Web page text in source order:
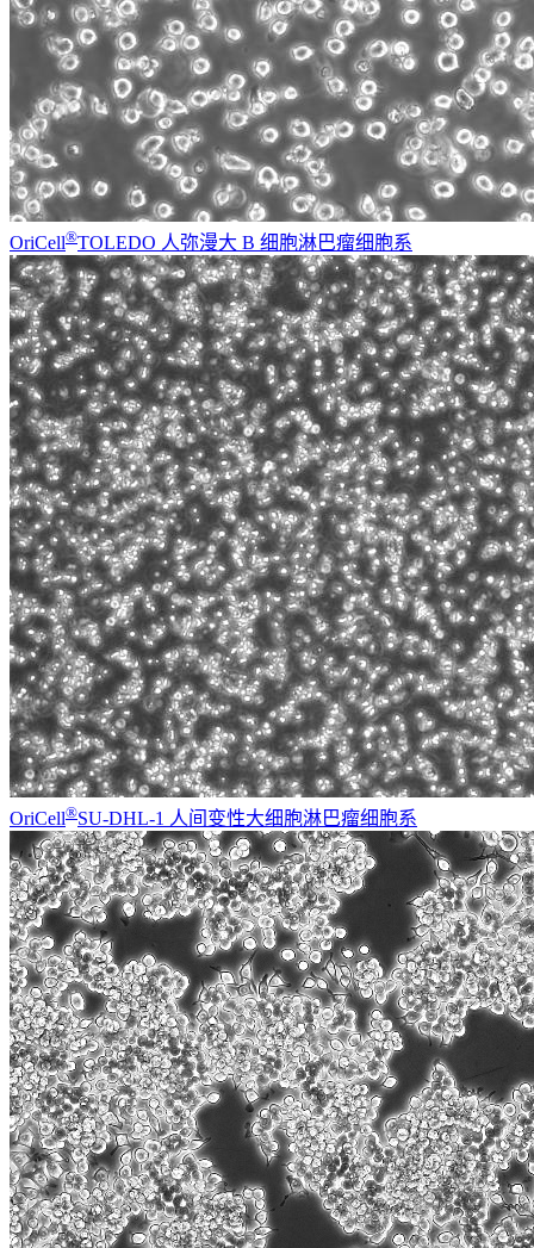
OriCell®TOLEDO 人弥漫大 B 细胞淋巴瘤细胞系
OriCell®SU-DHL-1 人间变性大细胞淋巴瘤细胞系